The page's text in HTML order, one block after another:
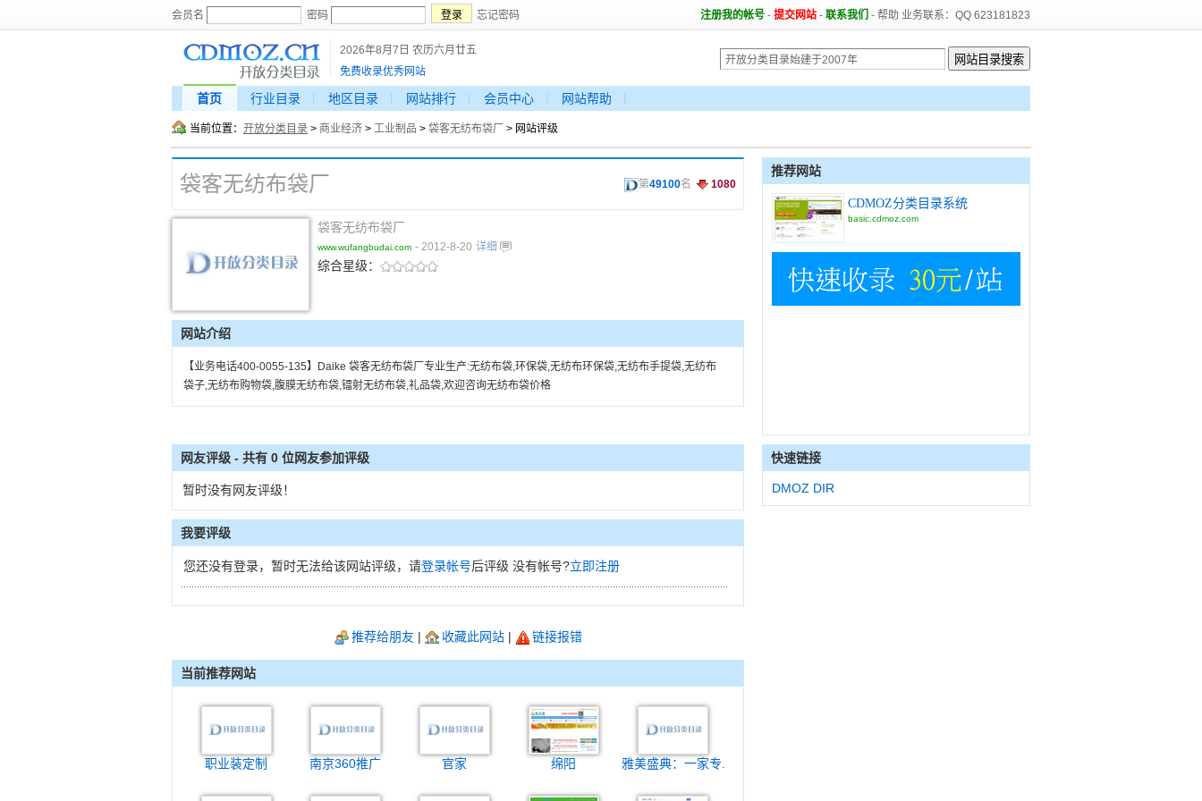
会员名 密码 忘记密码 注册我的帐号 - 提交网站 - 联系我们 - 帮助 业务联系：QQ 623181823
2026年8月7日 农历六月廿五
免费收录优秀网站
首页 行业目录 地区目录 网站排行 会员中心 网站帮助
当前位置： 开放分类目录 > 商业经济 > 工业制品 > 袋客无纺布袋厂 > 网站评级
袋客无纺布袋厂 第49100名 1080
袋客无纺布袋厂
www.wufangbudai.com - 2012-8-20 详细
综合星级：
网站介绍
【业务电话400-0055-135】Daike 袋客无纺布袋厂专业生产:无纺布袋,环保袋,无纺布环保袋,无纺布手提袋,无纺布
袋子,无纺布购物袋,腹膜无纺布袋,镭射无纺布袋,礼品袋,欢迎咨询无纺布袋价格
推荐网站
CDMOZ分类目录系统
basic.cdmoz.com
网友评级 - 共有 0 位网友参加评级
暂时没有网友评级！
我要评级
您还没有登录，暂时无法给该网站评级，请登录帐号后评级 没有帐号?立即注册
推荐给朋友 | 收藏此网站| 链接报错
当前推荐网站
职业装定制 南京360推广 官家 绵阳 雅美盛典：一家专.
快速链接
DMOZ DIR